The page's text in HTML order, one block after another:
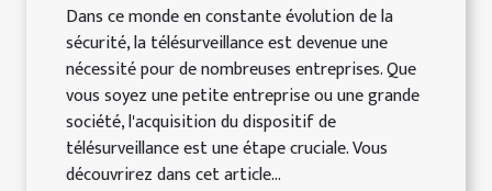
Dans ce monde en constante évolution de la
sécurité, la télésurveillance est devenue une
nécessité pour de nombreuses entreprises. Que
vous soyez une petite entreprise ou une grande
société, l'acquisition du dispositif de
télésurveillance est une étape cruciale. Vous
découvrirez dans cet article...